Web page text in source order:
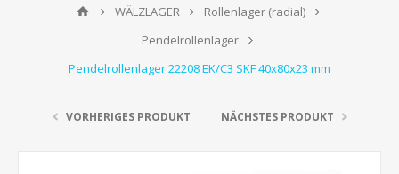
WÄLZLAGER
Rollenlager (radial)
Pendelrollenlager
Pendelrollenlager 22208 EK/C3 SKF 40x80x23 mm
VORHERIGES PRODUKT NÄCHSTES PRODUKT